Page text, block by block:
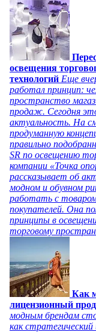
освещения
технологий Еще
работал принцип:
пространство
продаж. Сегодня
актуальность. На
продуманную
правильно
SR по освещению
компании «Точка
рассказывает об
модном и обувном
работать с
покупателей. Она
принципы в
торговому
Как
лицензионный
модным брендам
как